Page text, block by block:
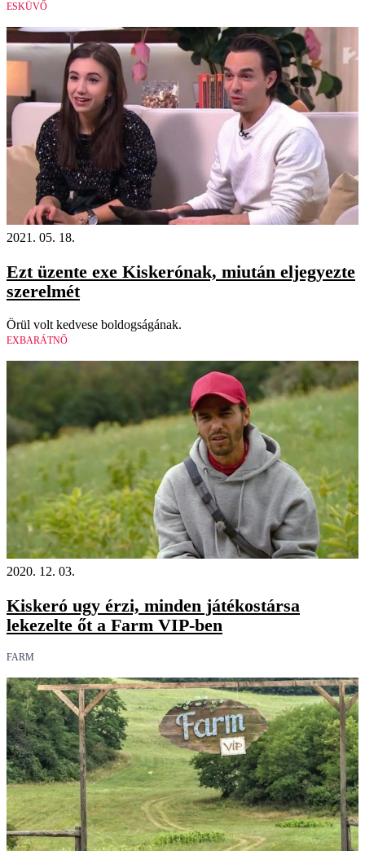
ESKÜVŐ
2021. 05. 18.
Ezt üzente exe Kiskerónak, miután eljegyezte
szerelmét
Örül volt kedvese boldogságának.
EXBARÁTNŐ
2020. 12. 03.
Kiskeró ugy érzi, minden játékostársa
lekezelte őt a Farm VIP-ben
FARM